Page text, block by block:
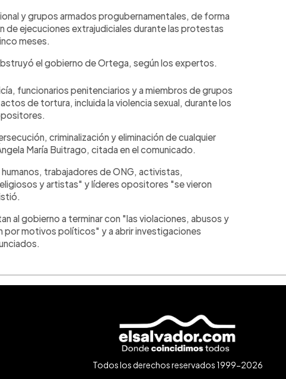
y grupos armados progubernamentales, de forma
de ejecuciones extrajudiciales durante las protestas
meses.
el gobierno de Ortega, según los expertos.
funcionarios penitenciarios y a miembros de grupos
de tortura, incluida la violencia sexual, durante los
criminalización y eliminación de cualquier
María Buitrago, citada en el comunicado.
trabajadores de ONG, activistas,
y artistas" y líderes opositores "se vieron
al gobierno a terminar con "las violaciones, abusos y
por motivos políticos" y a abrir investigaciones
Todos los derechos reservados 1999-2026